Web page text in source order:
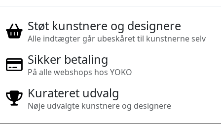
Støt kunstnere og designere
Alle indtægter går ubeskåret til kunstnerne selv
Sikker betaling
På alle webshops hos YOKO
Kurateret udvalg
Nøje udvalgte kunstnere og designere